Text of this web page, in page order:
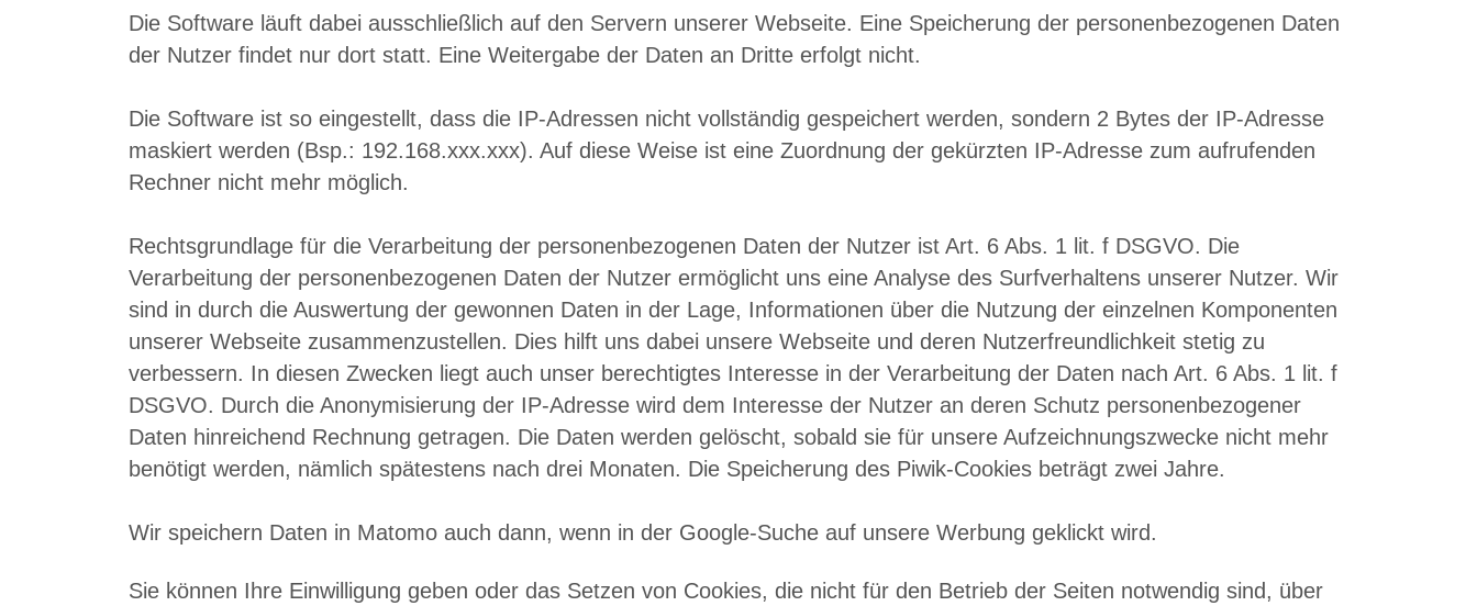
Die Software läuft dabei ausschließlich auf den Servern unserer Webseite. Eine Speicherung der personenbezogenen Daten
der Nutzer findet nur dort statt. Eine Weitergabe der Daten an Dritte erfolgt nicht.
Die Software ist so eingestellt, dass die IP-Adressen nicht vollständig gespeichert werden, sondern 2 Bytes der IP-Adresse
maskiert werden (Bsp.: 192.168.xxx.xxx). Auf diese Weise ist eine Zuordnung der gekürzten IP-Adresse zum aufrufenden
Rechner nicht mehr möglich.
Rechtsgrundlage für die Verarbeitung der personenbezogenen Daten der Nutzer ist Art. 6 Abs. 1 lit. f DSGVO. Die
Verarbeitung der personenbezogenen Daten der Nutzer ermöglicht uns eine Analyse des Surfverhaltens unserer Nutzer. Wir
sind in durch die Auswertung der gewonnen Daten in der Lage, Informationen über die Nutzung der einzelnen Komponenten
unserer Webseite zusammenzustellen. Dies hilft uns dabei unsere Webseite und deren Nutzerfreundlichkeit stetig zu
verbessern. In diesen Zwecken liegt auch unser berechtigtes Interesse in der Verarbeitung der Daten nach Art. 6 Abs. 1 lit. f
DSGVO. Durch die Anonymisierung der IP-Adresse wird dem Interesse der Nutzer an deren Schutz personenbezogener
Daten hinreichend Rechnung getragen. Die Daten werden gelöscht, sobald sie für unsere Aufzeichnungszwecke nicht mehr
benötigt werden, nämlich spätestens nach drei Monaten. Die Speicherung des Piwik-Cookies beträgt zwei Jahre.
Wir speichern Daten in Matomo auch dann, wenn in der Google-Suche auf unsere Werbung geklickt wird.
Sie können Ihre Einwilligung geben oder das Setzen von Cookies, die nicht für den Betrieb der Seiten notwendig sind, über